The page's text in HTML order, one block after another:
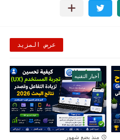
عرض المزيد
أخبار التقنيه
منذ بضع شهور